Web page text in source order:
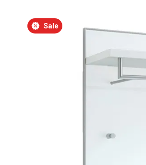
Bildergalerie überspringen
Sale